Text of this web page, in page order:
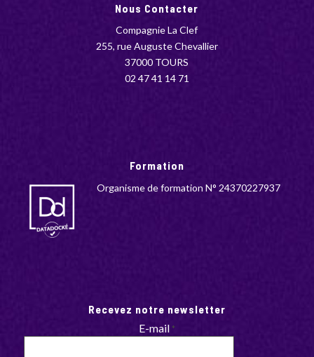
Nous Contacter
Compagnie La Clef
255, rue Auguste Chevallier
37000 TOURS
02 47 41 14 71
Formation
Organisme de formation N° 24370227937
Recevez notre newsletter
E-mail*